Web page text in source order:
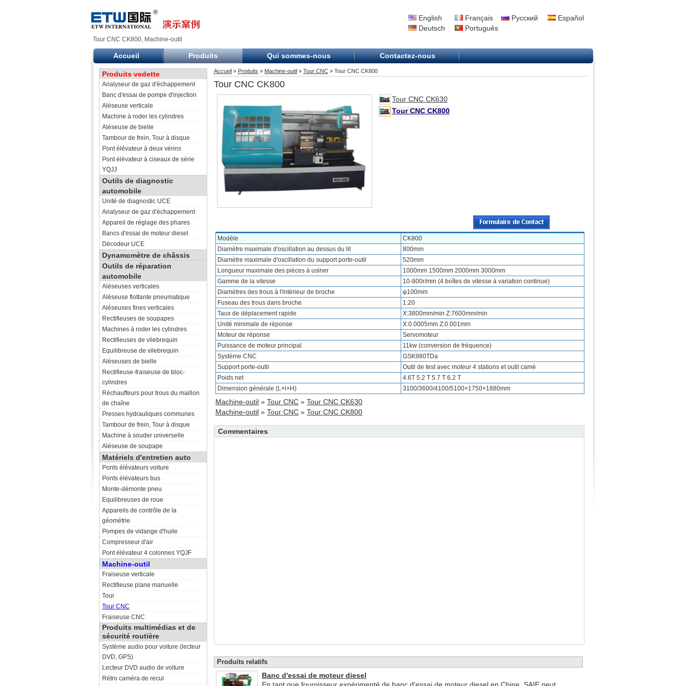
Tour CNC CK800, Machine-outil
English Français Русский
Español
Deutsch
Português
Accueil Produits Qui sommes-nous Contactez-nous
Produits vedette
Analyseur de gaz d'échappement
Banc d'essai de pompe d'injection
Aléseuse verticale
Machine à roder les cylindres
Aléseuse de bielle
Tambour de frein, Tour à disque
Pont élévateur à deux vérins
Pont élévateur à ciseaux de série
YQJJ
Outils de diagnostic
automobile
Unité de diagnostic UCE
Analyseur de gaz d'échappement
Appareil de réglage des phares
Bancs d'essai de moteur diesel
Décodeur UCE
Dynamomètre de châssis
Outils de réparation
automobile
Aléseuses verticales
Aléseuse flottante pneumatique
Aléseuses fines verticales
Rectifieuses de soupapes
Machines à roder les cylindres
Rectifieuses de vilebrequin
Equilibreuse de vilebrequin
Aléseuses de bielle
Rectifieuse-fraiseuse de bloc-
cylindres
Réchauffeurs pour trous du maillon
de chaîne
Presses hydrauliques communes
Tambour de frein, Tour à disque
Machine à souder universelle
Aléseuse de soupape
Matériels d'entretien auto
Ponts élévateurs voiture
Ponts élévateurs bus
Monte-démonte pneu
Equilibreuses de roue
Appareils de contrôle de la
géométrie
Pompes de vidange d'huile
Compresseur d'air
Pont élévateur 4 colonnes YQJF
Machine-outil
Fraiseuse verticale
Rectifieuse plane manuelle
Tour
Tour CNC
Fraiseuse CNC
Produits multimédias et de
sécurité routière
Système audio pour voiture (lecteur
DVD, GPS)
Lecteur DVD audio de voiture
Rétro caméra de recul
Accueil » Produits » Machine-outil » Tour CNC » Tour CNC CK800
Tour CNC CK800
Tour CNC CK630
Tour CNC CK800
Modèle
CK800
Diamètre maximale d'oscillation au dessus du lit
800mm
Diamètre maximale d'oscillation du support porte-outil
520mm
Longueur maximale des pièces à usiner
1000mm 1500mm 2000mm 3000mm
Gamme de la vitesse
10-800r/min (4 boîtes de vitesse à variation continue)
Diamètres des trous à l'intérieur de broche
φ100mm
Fuseau des trous dans broche
1:20
Taux de déplacement rapide
X:3800mm/min Z:7600mm/min
Unité minimale de réponse
X:0.0005mm Z:0.001mm
Moteur de réponse
Servomoteur
Puissance de moteur principal
11kw (conversion de fréquence)
Système CNC
GSK980TDa
Support porte-outil
Outil de test avec moteur 4 stations et outil camé
Poids net
4.6T 5.2 T 5.7 T 6.2 T
Dimension générale (L×l×H)
3100/3600/4100/5100×1750×1880mm
Machine-outil » Tour CNC » Tour CNC CK630
Machine-outil » Tour CNC » Tour CNC CK800
Commentaires
Produits relatifs
Banc d'essai de moteur diesel